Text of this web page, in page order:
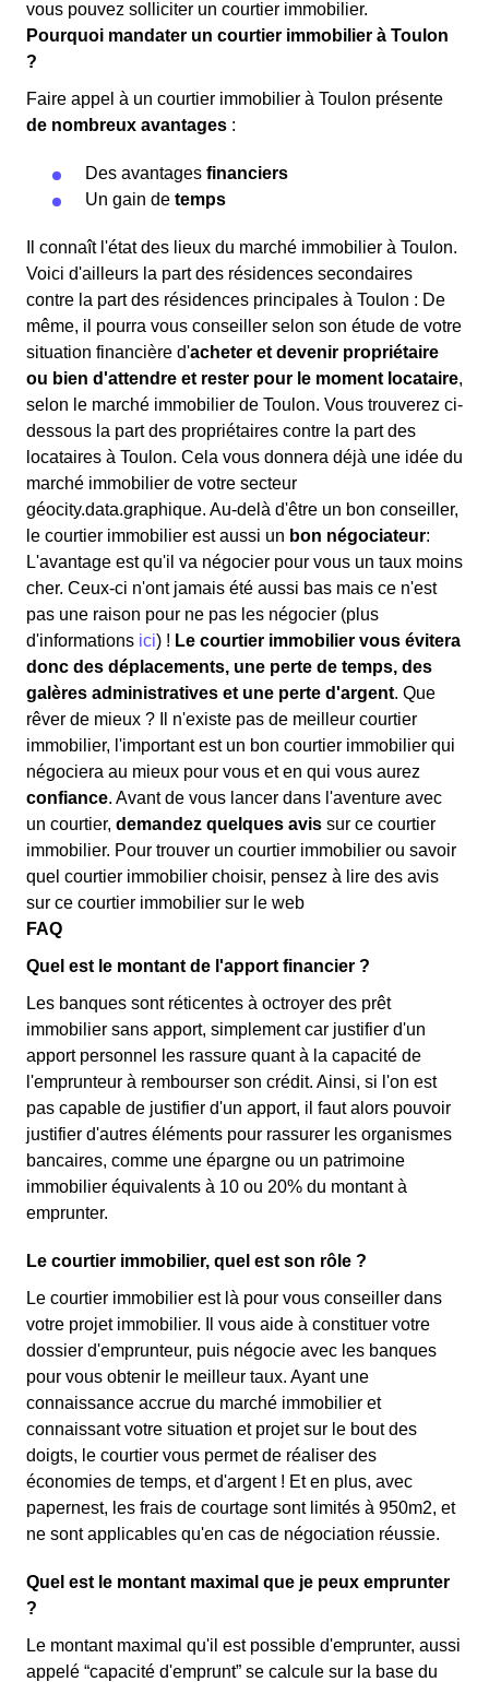
vous pouvez solliciter un courtier immobilier.
Pourquoi mandater un courtier immobilier à Toulon
?
Faire appel à un courtier immobilier à Toulon présente
de nombreux avantages :
Des avantages financiers
Un gain de temps
Il connaît l'état des lieux du marché immobilier à Toulon.
Voici d'ailleurs la part des résidences secondaires
contre la part des résidences principales à Toulon : De
même, il pourra vous conseiller selon son étude de votre
situation financière d'acheter et devenir propriétaire
ou bien d'attendre et rester pour le moment locataire,
selon le marché immobilier de Toulon. Vous trouverez ci-
dessous la part des propriétaires contre la part des
locataires à Toulon. Cela vous donnera déjà une idée du
marché immobilier de votre secteur
géocity.data.graphique. Au-delà d'être un bon conseiller,
le courtier immobilier est aussi un bon négociateur:
L'avantage est qu'il va négocier pour vous un taux moins
cher. Ceux-ci n'ont jamais été aussi bas mais ce n'est
pas une raison pour ne pas les négocier (plus
d'informations ici) ! Le courtier immobilier vous évitera
donc des déplacements, une perte de temps, des
galères administratives et une perte d'argent. Que
rêver de mieux ? Il n'existe pas de meilleur courtier
immobilier, l'important est un bon courtier immobilier qui
négociera au mieux pour vous et en qui vous aurez
confiance. Avant de vous lancer dans l'aventure avec
un courtier, demandez quelques avis sur ce courtier
immobilier. Pour trouver un courtier immobilier ou savoir
quel courtier immobilier choisir, pensez à lire des avis
sur ce courtier immobilier sur le web
FAQ
Quel est le montant de l'apport financier ?
Les banques sont réticentes à octroyer des prêt
immobilier sans apport, simplement car justifier d'un
apport personnel les rassure quant à la capacité de
l'emprunteur à rembourser son crédit. Ainsi, si l'on est
pas capable de justifier d'un apport, il faut alors pouvoir
justifier d'autres éléments pour rassurer les organismes
bancaires, comme une épargne ou un patrimoine
immobilier équivalents à 10 ou 20% du montant à
emprunter.
Le courtier immobilier, quel est son rôle ?
Le courtier immobilier est là pour vous conseiller dans
votre projet immobilier. Il vous aide à constituer votre
dossier d'emprunteur, puis négocie avec les banques
pour vous obtenir le meilleur taux. Ayant une
connaissance accrue du marché immobilier et
connaissant votre situation et projet sur le bout des
doigts, le courtier vous permet de réaliser des
économies de temps, et d'argent ! Et en plus, avec
papernest, les frais de courtage sont limités à 950m2, et
ne sont applicables qu'en cas de négociation réussie.
Quel est le montant maximal que je peux emprunter
?
Le montant maximal qu'il est possible d'emprunter, aussi
appelé “capacité d'emprunt” se calcule sur la base du